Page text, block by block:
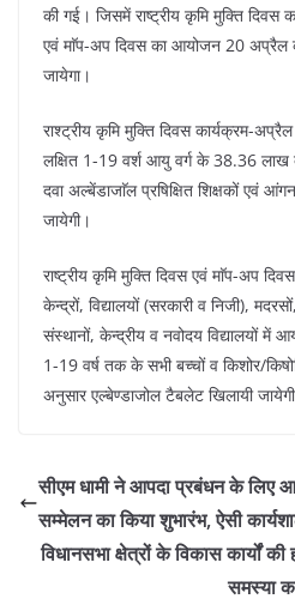
की गई। जिसमें राष्ट्रीय कृमि मुक्ति
एवं माॅप-अप दिवस का आयोजन 20 अप्रैल
जायेगा।
राश्ट्रीय कृमि मुक्ति दिवस कार्यक्रम-
लक्षित 1-19 वर्श आयु वर्ग के 38.36
दवा अल्बेंडाजाॅल प्रषिक्षित शिक्षकों एवं
जायेगी।
राष्ट्रीय कृमि मुक्ति दिवस एवं माॅप-अप
केन्द्रों, विद्यालयों (सरकारी व निजी),
संस्थानों, केन्द्रीय व नवोदय विद्यालयों में
1-19 वर्ष तक के सभी बच्चों व किशोर/
अनुसार एल्बेण्डाजोल टैबलेट खिलायी
सीएम धामी ने आपदा प्रबंधन के लिए
सम्मेलन का किया शुभारंभ, ऐसी
विधानसभा क्षेत्रों के विकास कार्यों की
समस्या